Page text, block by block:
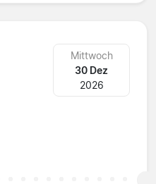
Mittwoch
30 Dez
2026